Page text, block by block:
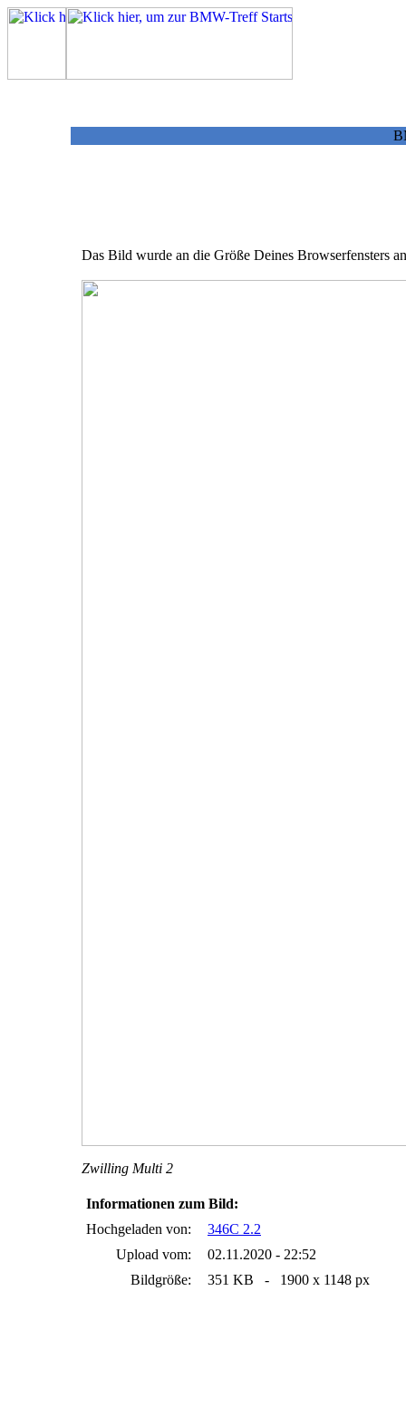
Das Bild wurde an die Größe Deines Browserfensters
Zwilling Multi 2
Informationen zum Bild:
Hochgeladen von:
346C 2.2
Upload vom:
02.11.2020 - 22:52
Bildgröße:
351 KB - 1900 x 1148 px